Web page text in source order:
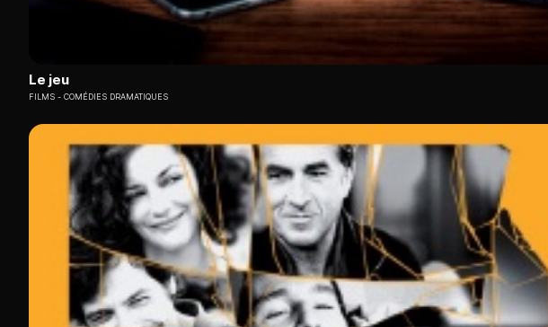
Le jeu
FILMS COMÉDIES DRAMATIQUES